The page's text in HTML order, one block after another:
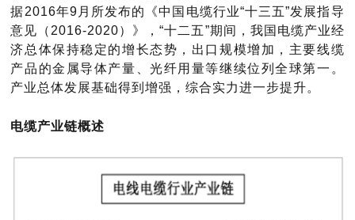
据2016年9月所发布的《中国电缆行业“十三五”发展指导
意见（2016-2020）》，“十二五”期间，我国电缆产业经
济总体保持稳定的增长态势，出口规模增加，主要线缆
产品的金属导体产量、光纤用量等继续位列全球第一。
产业总体发展基础得到增强，综合实力进一步提升。
电缆产业链概述